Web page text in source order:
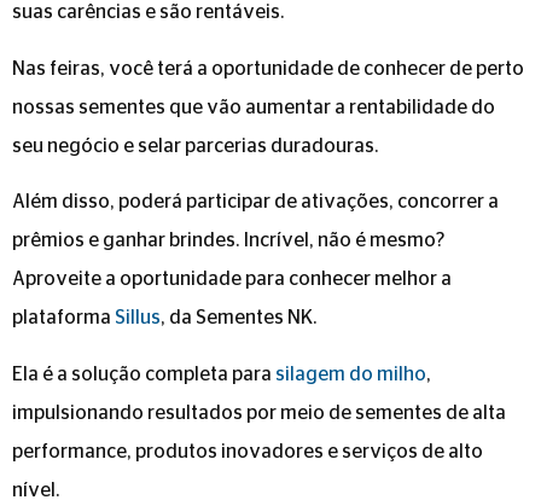
suas carências e são rentáveis.
Nas feiras, você terá a oportunidade de conhecer de perto
nossas sementes que vão aumentar a rentabilidade do
seu negócio e selar parcerias duradouras.
Além disso, poderá participar de ativações, concorrer a
prêmios e ganhar brindes. Incrível, não é mesmo?
Aproveite a oportunidade para conhecer melhor a
plataforma Sillus, da Sementes NK.
Ela é a solução completa para silagem do milho,
impulsionando resultados por meio de sementes de alta
performance, produtos inovadores e serviços de alto
nível.